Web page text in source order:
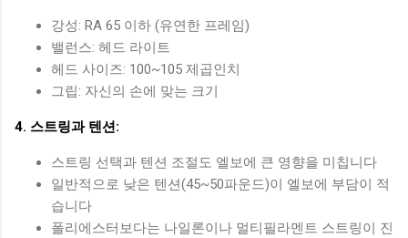
강성: RA 65 이하 (유연한 프레임)
밸런스: 헤드 라이트
헤드 사이즈: 100~105 제곱인치
그립: 자신의 손에 맞는 크기
4. 스트링과 텐션:
스트링 선택과 텐션 조절도 엘보에 큰 영향을 미칩니다
일반적으로 낮은 텐션(45~50파운드)이 엘보에 부담이 적
습니다
폴리에스터보다는 나일론이나 멀티필라멘트 스트링이 진